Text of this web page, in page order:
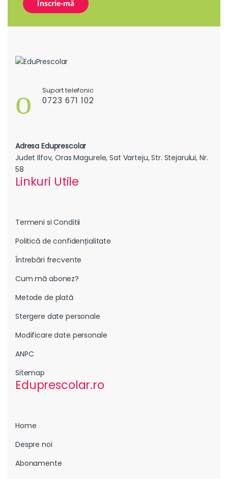
Suport telefonic
0723 671 102
Adresa Eduprescolar
Judet Ilfov, Oras Magurele, Sat Varteju, Str. Stejarului, Nr.
58
Linkuri Utile
Termeni si Conditii
Politică de confidențialitate
Întrebări frecvente
Cum mă abonez?
Metode de plată
Stergere date personale
Modificare date personale
ANPC
Sitemap
Eduprescolar.ro
Home
Despre noi
Abonamente